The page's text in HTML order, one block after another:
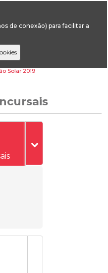
de conexão) para facilitar a
Elétrica
Solar 2019